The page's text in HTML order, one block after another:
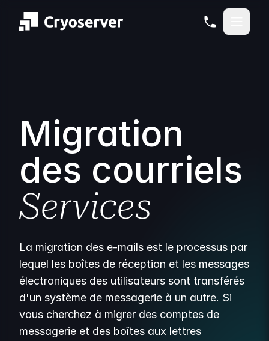
Migration
des courriels
Services
La migration des e-mails est le processus par
lequel les boîtes de réception et les messages
électroniques des utilisateurs sont transférés
d'un système de messagerie à un autre. Si
vous cherchez à migrer des comptes de
messagerie et des boîtes aux lettres